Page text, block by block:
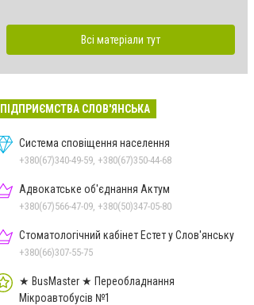
Всі матеріали тут
ПІДПРИЄМСТВА СЛОВ'ЯНСЬКА
Система сповіщення населення
+380(67)340-49-59, +380(67)350-44-68
Адвокатське об'єднання Актум
+380(67)566-47-09, +380(50)347-05-80
Стоматологічний кабінет Естет у Слов'янську
+380(66)307-55-75
★ BusMaster ★ Переобладнання
Мікроавтобусів №1